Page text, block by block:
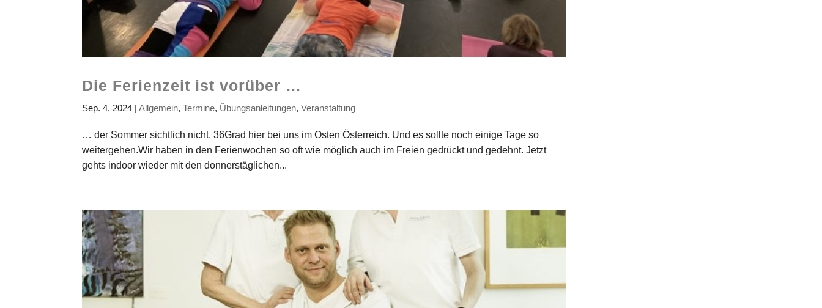
Die Ferienzeit ist vorüber …
Sep. 4, 2024 |Allgemein,Termine, Übungsanleitungen,Veranstaltung
… der Sommer sichtlich nicht, 36Grad hier bei uns im Osten Österreich. Und es sollte noch einige Tage so
weitergehen.Wir haben in den Ferienwochen so oft wie möglich auch im Freien gedrückt und gedehnt. Jetzt
gehts indoor wieder mit den donnerstäglichen...